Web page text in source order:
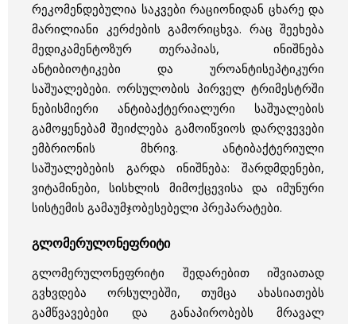
რეკომენდებულია საკვები რაციონიდან ცხარე და
მარილიანი კერძების გამორიცხვა. რაც შეეხება
მედიკამენტოზურ თერაპიას, ინიშნება
ანტიბიოტიკები და უროანტისეპტიკური
საშუალებები. ორსულობის პირველ ტრიმესტრში
ნებისმიერი ანტიბაქტერიალური საშუალების
გამოყენებამ შეიძლება გამოიწვიოს დარღვევები
ემბრიონის მხრივ. ანტიბაქტერიული
საშუალებების გარდა ინიშნება: შარდმდენები,
ვიტამინები, სისხლის მიმოქცევისა და იმუნური
სისტემის გამაუმჯობესებელი პრეპარატები.
გლომერულონეფრიტი
გლომერულონეფრიტი შედარებით იშვიათად
გვხვდება ორსულებში, თუმცა ახასიათებს
გამწვავებები და განაპირობებს მრავალ